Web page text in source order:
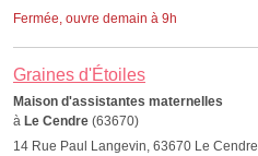
Fermée, ouvre demain à 9h
Graines d'Étoiles
Maison d'assistantes maternelles
à Le Cendre (63670)
14 Rue Paul Langevin, 63670 Le Cendre